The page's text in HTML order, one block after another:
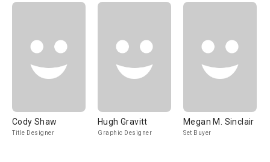
Cody Shaw
Title Designer
Hugh Gravitt
Graphic Designer
Megan M. Sinclair
Set Buyer